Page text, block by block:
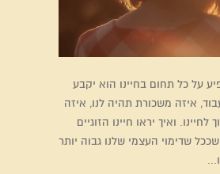
על כל תחום בחיינו הוא יקבע
איזה משכורת תהיה לנו, איזה
לחיינו. ואיך יראו חיינו הזוגיים
שככל שדימוי העצמי שלנו גבוה יותר